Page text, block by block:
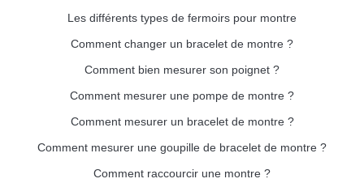
Les différents types de fermoirs pour montre
Comment changer un bracelet de montre ?
Comment bien mesurer son poignet ?
Comment mesurer une pompe de montre ?
Comment mesurer un bracelet de montre ?
Comment mesurer une goupille de bracelet de montre ?
Comment raccourcir une montre ?